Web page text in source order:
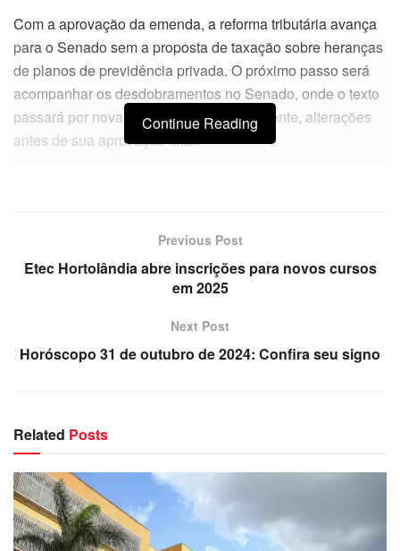
Com a aprovação da emenda, a reforma tributária avança
para o Senado sem a proposta de taxação sobre heranças
de planos de previdência privada. O próximo passo será
acompanhar os desdobramentos no Senado, onde o texto
passará por novas análises e, possivelmente, alterações
antes de sua aprovação final.
Continue Reading
Previous Post
Etec Hortolândia abre inscrições para novos cursos
em 2025
Next Post
Horóscopo 31 de outubro de 2024: Confira seu signo
Related Posts